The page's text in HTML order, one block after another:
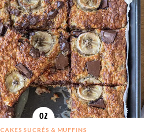
CAKES SUCRÉS & MUFFINS